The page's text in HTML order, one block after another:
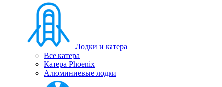
Лодки и катера
Все катера
Катера Phoenix
Алюминиевые лодки